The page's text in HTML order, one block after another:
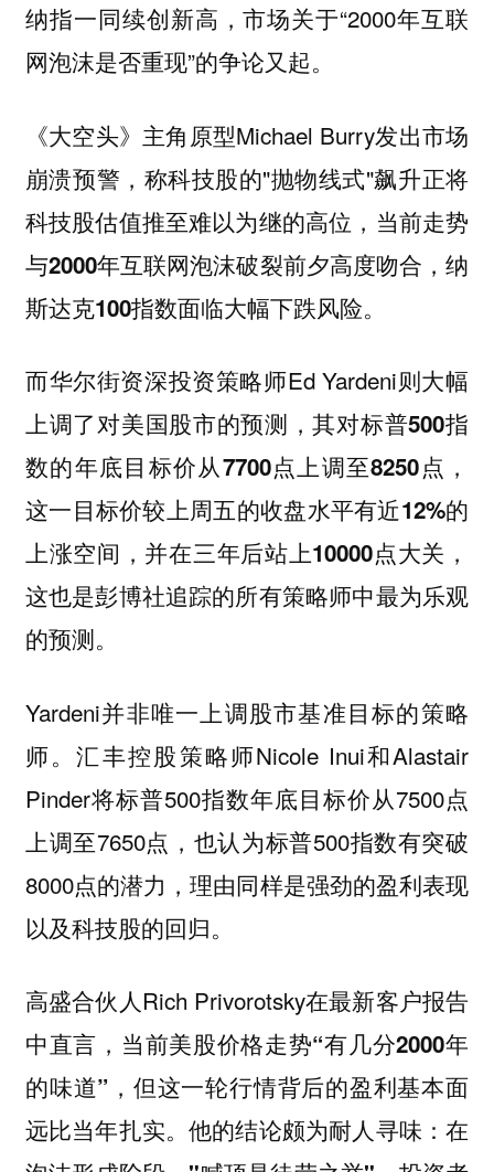
纳指一同续创新高，市场关于“2000年互联
网泡沫是否重现”的争论又起。
《大空头》主角原型Michael Burry发出市场
崩溃预警，称科技股的"抛物线式"飙升正将
科技股估值推至难以为继的高位， 当前走势
与2000年互联网泡沫破裂前夕高度吻合，纳
斯达克100指数面临大幅下跌风险。
而华尔街资深投资策略师Ed Yardeni则大幅
上调了对美国股市的预测，其对标普500指
数的年底目标价从7700点上调至8250点，
这一目标价较上周五的收盘水平有近12%的
上涨空间，并在三年后站上10000点大关 ，
这也是彭博社追踪的所有策略师中最为乐观
的预测。
Yardeni并非唯一上调股市基准目标的策略
师。汇丰控股策略师Nicole Inui和Alastair
Pinder将标普500指数年底目标价从7500点
上调至7650点，也认为标普500指数有突破
8000点的潜力，理由同样是强劲的盈利表现
以及科技股的回归。
高盛合伙人Rich Privorotsky在最新客户报告
中直言， 当前美股价格走势“有几分2000年
的味道” ，但这一轮行情背后的盈利基本面
远比当年扎实。他的结论颇为耐人寻味：在